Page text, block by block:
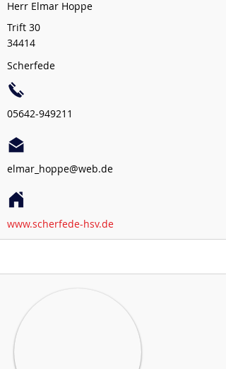
Herr Elmar Hoppe
Trift 30
34414
Scherfede
05642-949211
elmar_hoppe@web.de
www.scherfede-hsv.de